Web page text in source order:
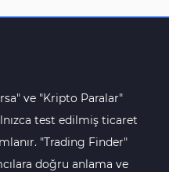
ve "Kripto Paralar"
test edilmiş ticaret
"Trading Finder"
doğru anlama ve